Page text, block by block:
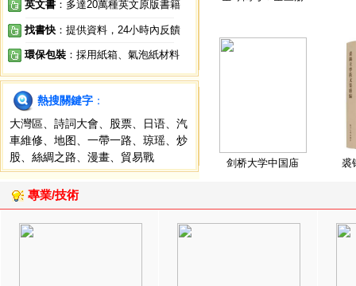
英文書 ：多達20萬種英文原版書籍
找書快 ：提供資料，24小時內反饋
環保包裝 ：採用紙箱、氣泡紙材料
熱搜關鍵字 ：
大灣區
詩詞大會 股票 日语
汽
車維修
地图 一帶一路 琼瑶
炒
股
絲綢之路 漫畫 貿易戰 剑桥大学中国庙 裘
專業/技術